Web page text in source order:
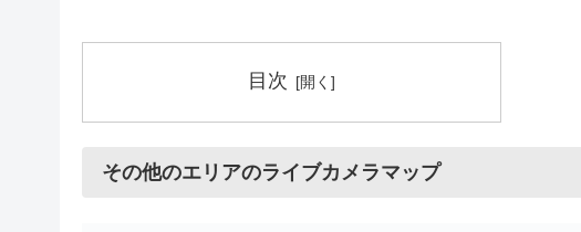
16
19
15
目次
その他のエリアのライブカメラマップ